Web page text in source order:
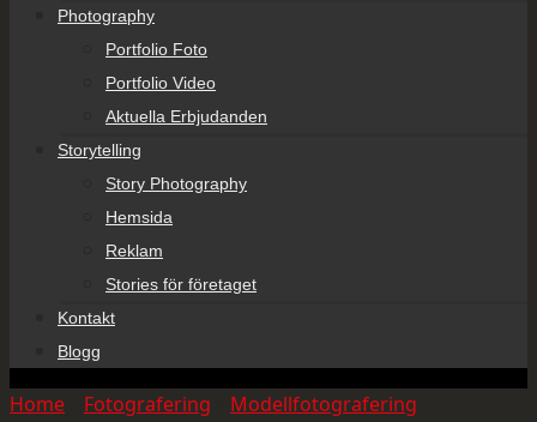
Photography
Portfolio Foto
Portfolio Video
Aktuella Erbjudanden
Storytelling
Story Photography
Hemsida
Reklam
Stories för företaget
Kontakt
Blogg
Home Fotografering Modellfotografering